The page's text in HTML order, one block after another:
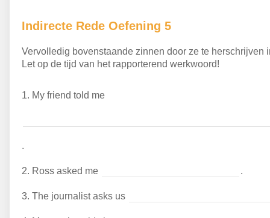
Indirecte Rede Oefening 5
Vervolledig bovenstaande zinnen door ze te herschrijven
Let op de tijd van het rapporterend werkwoord!
1. My friend told me
.
2. Ross asked me .
3. The journalist asks us